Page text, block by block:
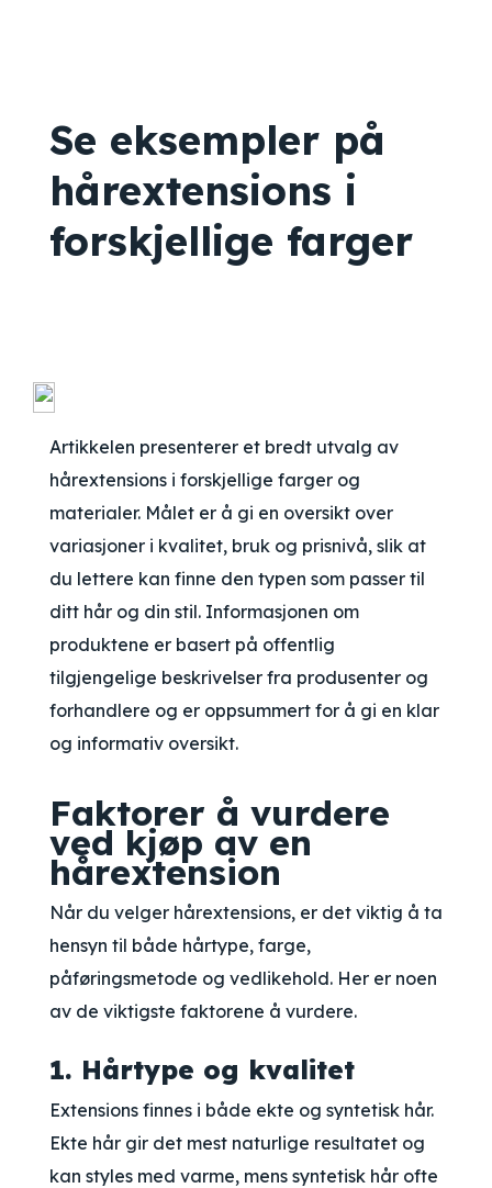
Se eksempler på
hårextensions i
forskjellige farger
Artikkelen presenterer et bredt utvalg av
hårextensions i forskjellige farger og
materialer. Målet er å gi en oversikt over
variasjoner i kvalitet, bruk og prisnivå, slik at
du lettere kan finne den typen som passer til
ditt hår og din stil. Informasjonen om
produktene er basert på offentlig
tilgjengelige beskrivelser fra produsenter og
forhandlere og er oppsummert for å gi en klar
og informativ oversikt.
Faktorer å vurdere
ved kjøp av en
hårextension
Når du velger hårextensions, er det viktig å ta
hensyn til både hårtype, farge,
påføringsmetode og vedlikehold. Her er noen
av de viktigste faktorene å vurdere.
1. Hårtype og kvalitet
Extensions finnes i både ekte og syntetisk hår.
Ekte hår gir det mest naturlige resultatet og
kan styles med varme, mens syntetisk hår ofte